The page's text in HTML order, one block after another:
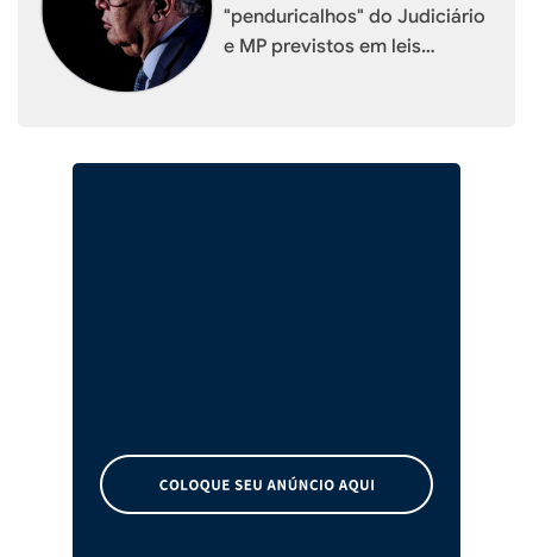
"penduricalhos" do Judiciário
e MP previstos em leis